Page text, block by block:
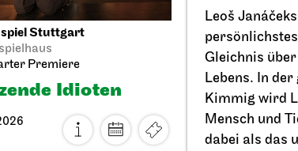
Leoš Janáčeks
Gleichnis
Lebens. In
Kimmig wird
Mensch und
dabei als das
Stuttgart
Premiere
Idioten
Staatsoper
Audioübertragung
Opernvorplatz,
Lucia di
03.10.2026